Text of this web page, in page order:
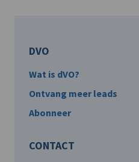
DVO
Wat is dVO?
Ontvang meer leads
Abonneer
CONTACT